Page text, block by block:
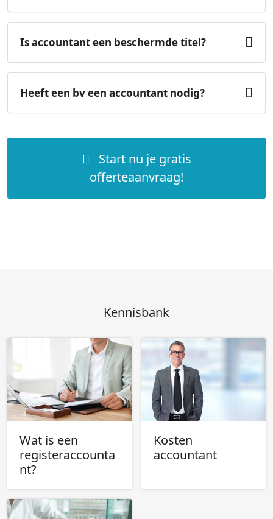
Is accountant een beschermde titel?
Heeft een bv een accountant nodig?
Start nu je gratis
offerteaanvraag!
Kennisbank
Wat is een
registeraccounta
nt?
Kosten
accountant